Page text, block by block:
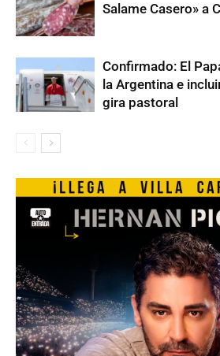
Salame Casero» a
Confirmado: El
la Argentina e
gira pastoral